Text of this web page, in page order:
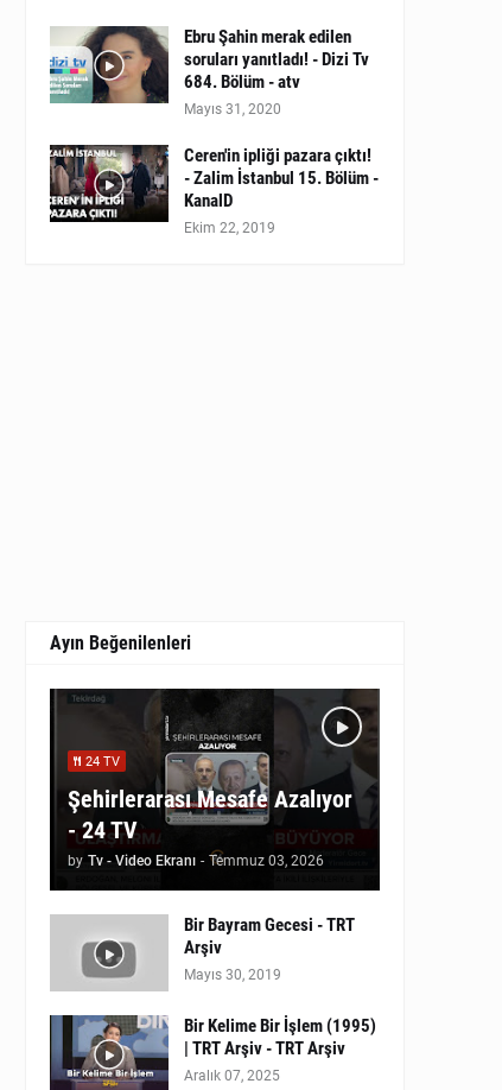
Ebru Şahin merak edilen
soruları yanıtladı! - Dizi Tv
684. Bölüm - atv
Mayıs 31, 2020
Ceren'in ipliği pazara çıktı!
- Zalim İstanbul 15. Bölüm -
KanalD
Ekim 22, 2019
Ayın Beğenilenleri
24 TV
Şehirlerarası Mesafe Azalıyor
- 24 TV
by Tv - Video Ekranı - Temmuz 03, 2026
Bir Bayram Gecesi - TRT
Arşiv
Mayıs 30, 2019
Bir Kelime Bir İşlem (1995)
| TRT Arşiv - TRT Arşiv
Aralık 07, 2025